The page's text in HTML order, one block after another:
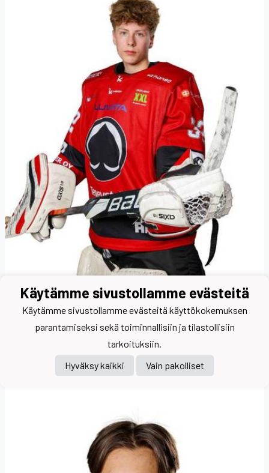
Käytämme sivustollamme evästeitä
Käytämme sivustollamme evästeitä käyttökokemuksen
parantamiseksi sekä toiminnallisiin ja tilastollisiin
tarkoituksiin.
Hyväksy kaikki
Vain pakolliset